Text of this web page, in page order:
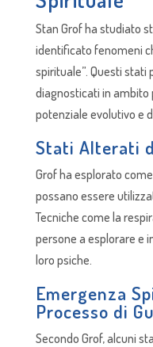
Stan Grof ha studiato
identificato fenomeni
spirituale”. Questi
diagnosticati in ambito
potenziale evolutivo e
Stati Alterati
Grof ha esplorato
possano essere
Tecniche come la
persone a esplorare e
loro psiche.
Emergenza
Processo di
Secondo Grof, alcuni